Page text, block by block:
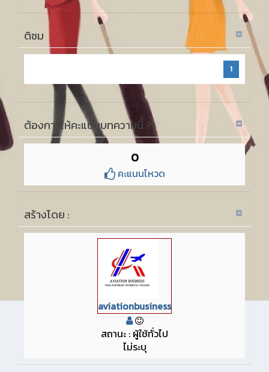
ติชม
1
ต้องการให้คะแนนบทความนี้่ ?
0
คะแนนโหวด
สร้างโดย :
aviationbusiness
สถานะ : ผู้ใช้ทั่วไป
ไม่ระบุ